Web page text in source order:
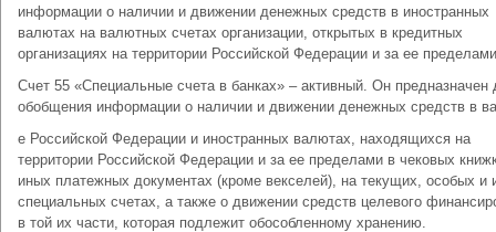
информации о наличии и движении денежных средств в иностранных
валютах на валютных счетах организации, открытых в кредитных
организациях на территории Российской Федерации и за ее
Счет 55 «Специальные счета в банках» – активный. Он предназначен
обобщения информации о наличии и движении денежных средств в
е Российской Федерации и иностранных валютах, находящихся на
территории Российской Федерации и за ее пределами в чековых
иных платежных документах (кроме векселей), на текущих, особых и
специальных счетах, а также о движении средств целевого
в той их части, которая подлежит обособленному хранению.